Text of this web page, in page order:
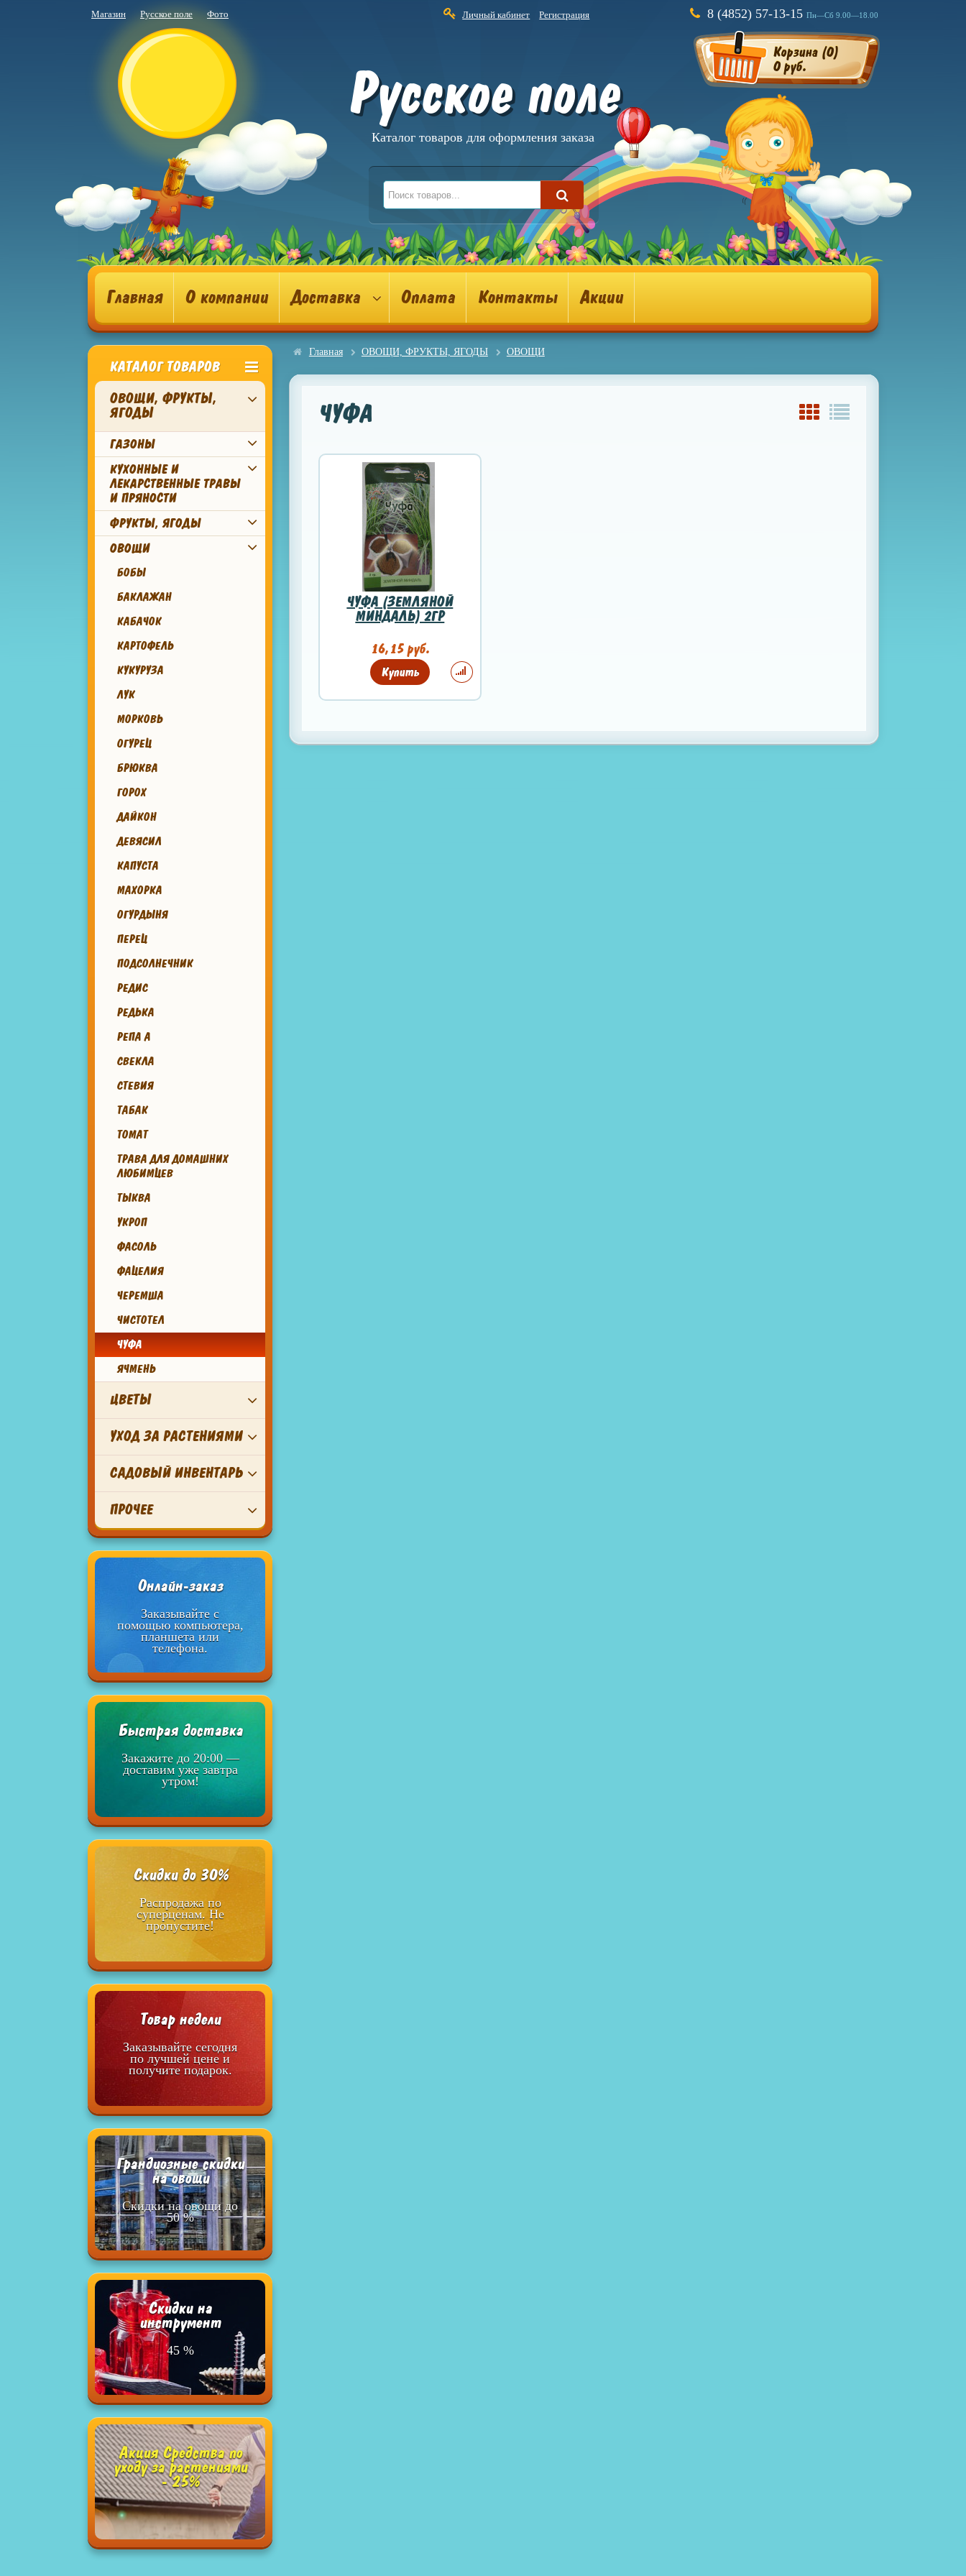
Магазин Русское поле Фото Личный кабинет Регистрация 8 (4852) 57-13-15 Пн—Сб 9.00—18.00
Русское поле
Каталог товаров для оформления заказа
Корзина (0)
0 руб.
6
Главная О компании Доставка Оплата Контакты Акции
КАТАЛОГ ТОВАРОВ
ОВОЩИ, ФРУКТЫ,
ЯГОДЫ
ГАЗОНЫ
КУХОННЫЕ И
ЛЕКАРСТВЕННЫЕ ТРАВЫ
И ПРЯНОСТИ
ФРУКТЫ, ЯГОДЫ
ОВОЩИ
БОБЫ
БАКЛАЖАН
КАБАЧОК
КАРТОФЕЛЬ
КУКУРУЗА
ЛУК
МОРКОВЬ
ОГУРЕЦ
БРЮКВА
ГОРОХ
ДАЙКОН
ДЕВЯСИЛ
КАПУСТА
МАХОРКА
ОГУРДЫНЯ
ПЕРЕЦ
ПОДСОЛНЕЧНИК
РЕДИС
РЕДЬКА
РЕПА А
СВЕКЛА
СТЕВИЯ
ТАБАК
ТОМАТ
ТРАВА ДЛЯ ДОМАШНИХ
ЛЮБИМЦЕВ
ТЫКВА
УКРОП
ФАСОЛЬ
ФАЦЕЛИЯ
ЧЕРЕМША
ЧИСТОТЕЛ
ЧУФА
ЯЧМЕНЬ
ЦВЕТЫ
УХОД ЗА РАСТЕНИЯМИ
САДОВЫЙ ИНВЕНТАРЬ
ПРОЧЕЕ
Онлайн-заказ
Заказывайте с
помощью компьютера,
планшета или
телефона.
Быстрая доставка
Закажите до 20:00 —
доставим уже завтра
утром!
Скидки до 30%
Распродажа по
суперценам. Не
пропустите!
Товар недели
Заказывайте сегодня
по лучшей цене и
получите подарок.
Грандиозные скидки
на овощи
Скидки на овощи до
50 %
Cкидки на
инструмент
45 %
Акция Средства по
уходу за растениями
- 25%
Главная ОВОЩИ, ФРУКТЫ, ЯГОДЫ ОВОЩИ
ЧУФА
ЧУФА (ЗЕМЛЯНОЙ
МИНДАЛЬ) 2ГР
16,15 руб.
Купить